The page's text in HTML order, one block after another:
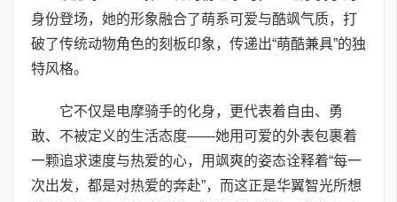
身份登场，她的形象融合了萌系可爱与酷飒气质，打
破了传统动物角色的刻板印象，传递出“萌酷兼具”的独
特风格。
它不仅是电摩骑手的化身，更代表着自由、勇
敢、不被定义的生活态度——她用可爱的外表包裹着
一颗追求速度与热爱的心，用飒爽的姿态诠释着“每一
次出发，都是对热爱的奔赴”，而这正是华翼智光所想